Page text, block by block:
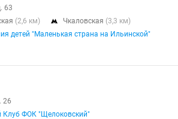
63
(2,6 км)  Чкаловская (3,3 км)
детей "Маленькая страна на Ильинской"
26
Клуб ФОК "Щелоковский"